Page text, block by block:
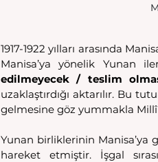
1917-1922 yılları arasında
Manisa’ya yönelik Yunan
edilmeyecek / teslim
uzaklaştırdığı aktarılır. Bu
gelmesine göz yummakla Millî
Yunan birliklerinin
hareket etmiştir. İşgal